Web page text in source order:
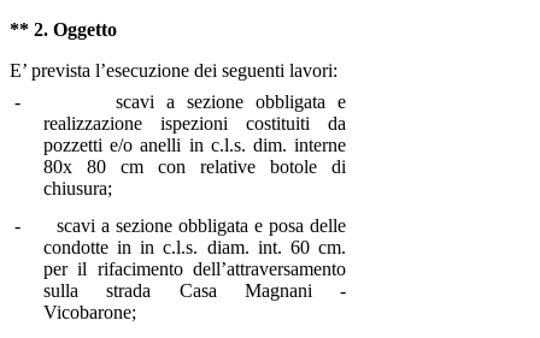
** 2. Oggetto
E’ prevista l’esecuzione dei seguenti lavori:
-
scavi a sezione obbligata e
realizzazione ispezioni costituiti da
pozzetti e/o anelli in c.l.s. dim. interne
80x 80 cm con relative botole di
chiusura;
-
scavi a sezione obbligata e posa delle
condotte in in c.l.s. diam. int. 60 cm.
per il rifacimento dell’attraversamento
sulla strada Casa Magnani -
Vicobarone;